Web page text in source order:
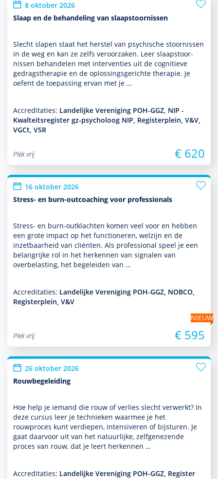
8 oktober 2026
Slaap en de behandeling van slaapstoornissen
Slecht slapen staat het herstel van psychische stoor­nissen
in de weg en kan ze zelfs veroorzaken. Leer slaapstoor­
nissen behan­delen met inter­venties uit de cogni­tieve
gedrags­thera­pie en de oplos­sings­gerichte thera­pie. Je
oefent de toe­pas­sing ervan met je …
Accreditaties: Landelijke Vereniging POH-GGZ, NIP -
Kwalteitsregister gz-psycholoog NIP, Registerplein, V&V,
VGCt, VSR
Plek vrij € 620
16 oktober 2026
Stress- en burn-outcoaching voor professionals
Stress- en burn-outklachten komen veel voor en hebben
een grote impact op het functio­neren, welzijn en de
inzetbaarheid van cliënten. Als professional speel je een
belang­rijke rol in het herkennen van signalen van
overbelasting, het bege­leiden van …
Accreditaties: Landelijke Vereniging POH-GGZ, NOBCO,
Registerplein, V&V
NIEUW
Plek vrij
€ 595
26 oktober 2026
Rouwbegeleiding
Hoe help je iemand die rouw of verlies slecht verwerkt? In
deze cursus leer je tech­nieken waarmee je het
rouwproces kunt ver­die­pen, intensiveren of bijsturen. Je
gaat daarvoor uit van het natuurlijke, zelfgenezende
proces van rouw, dat je leert herkennen …
Accreditaties: Landelijke Vereniging POH-GGZ, Register